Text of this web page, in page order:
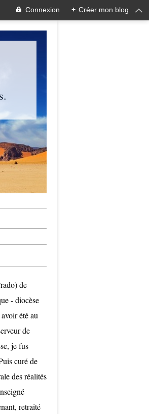
Connexion + Créer mon blog
de
- diocèse
été au
de
je fus
curé de
des réalités
retraité